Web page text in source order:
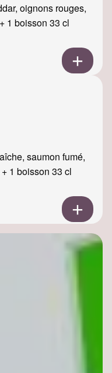
oignons rouges,
1 boisson 33 cl
saumon fumé,
1 boisson 33 cl